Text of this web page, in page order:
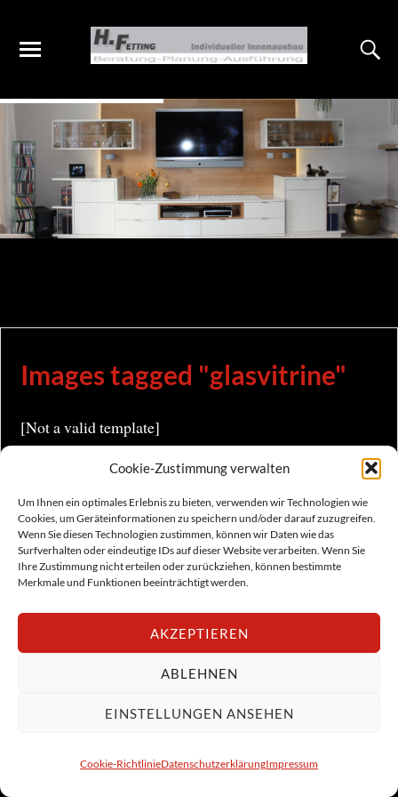
Cookie-Zustimmung verwalten
Um Ihnen ein optimales Erlebnis zu bieten, verwenden wir Technologien wie
Cookies, um Geräteinformationen zu speichern und/oder darauf zuzugreifen.
Wenn Sie diesen Technologien zustimmen, können wir Daten wie das
Surfverhalten oder eindeutige IDs auf dieser Website verarbeiten. Wenn Sie
Ihre Zustimmung nicht erteilen oder zurückziehen, können bestimmte
Merkmale und Funktionen beeinträchtigt werden.
AKZEPTIEREN
ABLEHNEN
EINSTELLUNGEN ANSEHEN
Cookie-RichtlinieDatenschutzerklärungImpressum
Images tagged "glasvitrine"
[Not a valid template]